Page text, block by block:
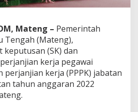
P
M
a
m
u
j
u
T
e
n
Mateng – Pemerintah
Tengah (Mateng),
(SK) dan
kerja pegawai
perjanjian kerja (PPPK) jabatan
tahun anggaran 2022